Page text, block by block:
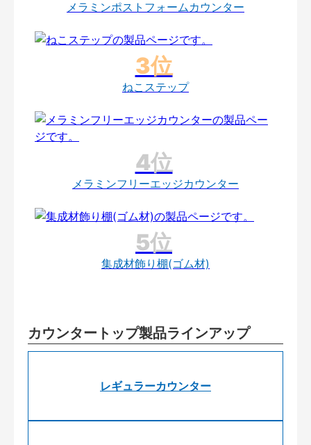
メラミンポストフォームカウンター
ねこステップ
メラミンフリーエッジカウンター
集成材飾り棚(ゴム材)
カウンタートップ製品ラインアップ
レギュラーカウンター